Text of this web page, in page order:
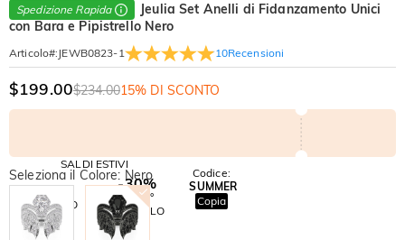
Spedizione Rapida
Jeulia Set Anelli di Fidanzamento Unici
con Bara e Pipistrello Nero
Articolo#: JEWB0823-1 10Recensioni
$199.00$234.0015% DI SCONTO
SALDI ESTIVI
-10%
SU TUTTO
-30%
SUL 2°
ARTICOLO
Codice:
SUMMER
Copia
Seleziona il Colore: Nero